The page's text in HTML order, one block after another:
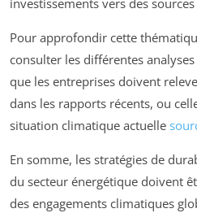
investissements vers des
Pour approfondir cette
consulter les différentes
que les entreprises doivent
dans les rapports récents, ou
situation climatique actuelle
En somme, les stratégies de
du secteur énergétique doivent
des engagements climatiques